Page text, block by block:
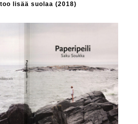
lisää suolaa (2018)